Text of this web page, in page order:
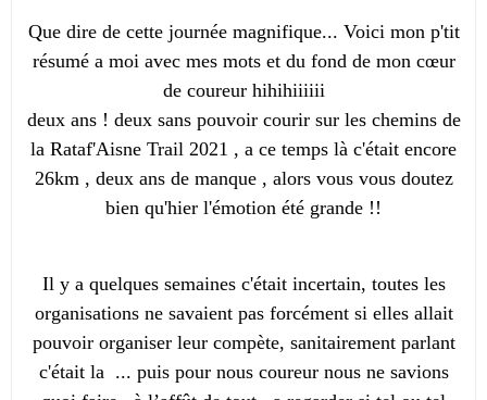
Que dire de cette journée magnifique... Voici mon p'tit
résumé a moi avec mes mots et du fond de mon cœur
de coureur hihihiiiiii
deux ans ! deux sans pouvoir courir sur les chemins de
la Rataf'Aisne Trail 2021 , a ce temps là c'était encore
26km , deux ans de manque , alors vous vous doutez
bien qu'hier l'émotion été grande !!
Il y a quelques semaines c'était incertain, toutes les
organisations ne savaient pas forcément si elles allait
pouvoir organiser leur compète, sanitairement parlant
c'était la ... puis pour nous coureur nous ne savions